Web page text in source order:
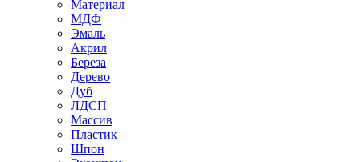
Материал
МДФ
Эмаль
Акрил
Береза
Дерево
Дуб
ЛДСП
Массив
Пластик
Шпон